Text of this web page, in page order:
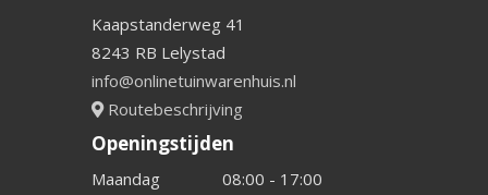
Kaapstanderweg 41
8243 RB Lelystad
info@onlinetuinwarenhuis.nl
Routebeschrijving
Openingstijden
Maandag
08:00 - 17:00